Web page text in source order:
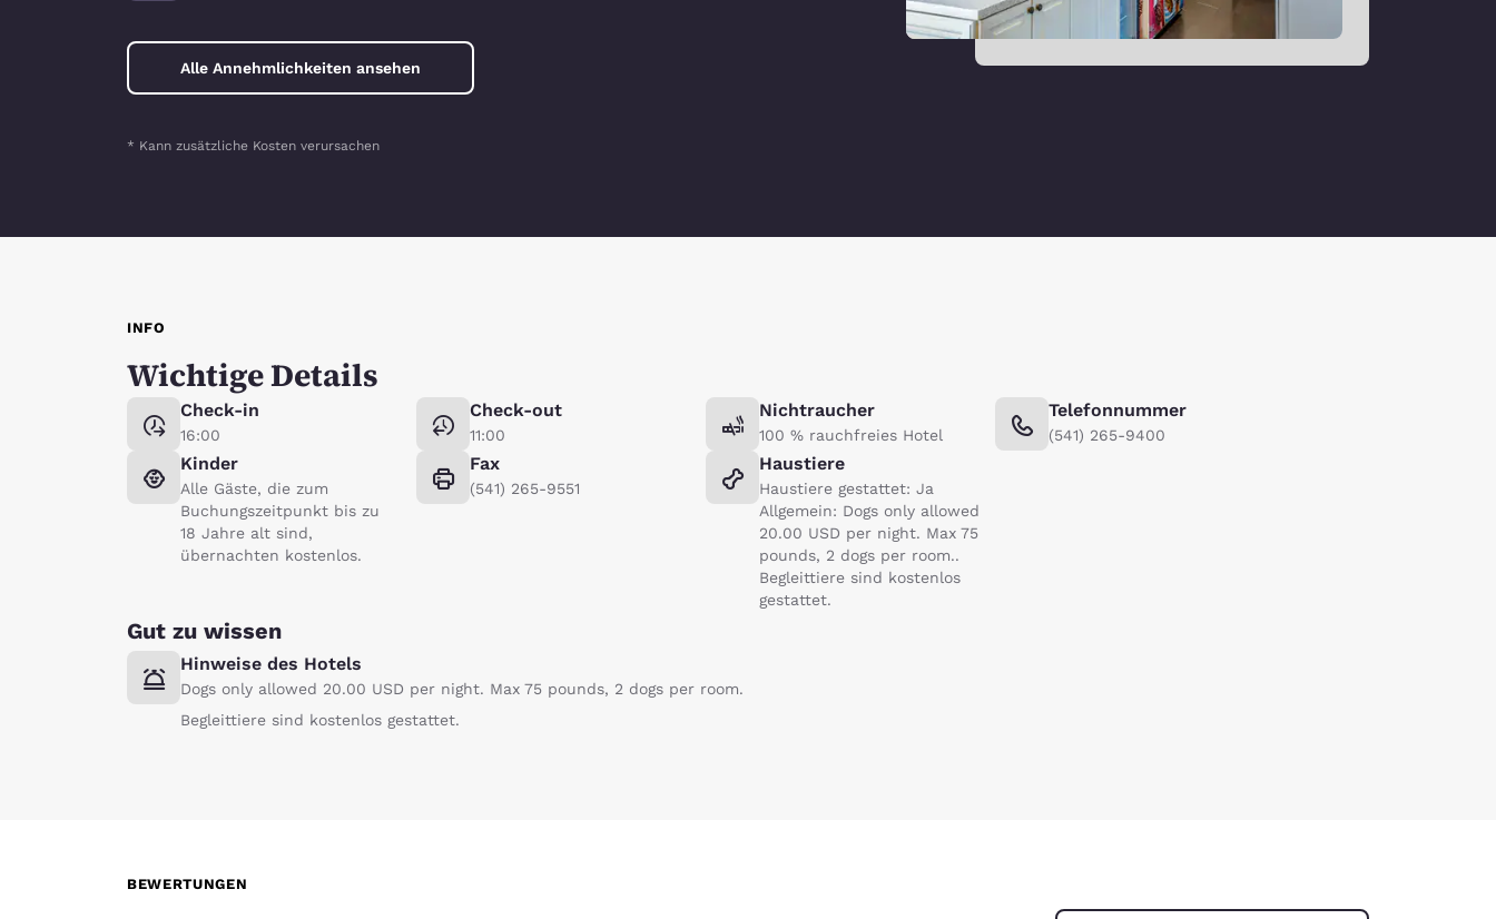
Alle Annehmlichkeiten ansehen
* Kann zusätzliche Kosten verursachen
INFO
Wichtige Details
Check-in
16:00
Check-out
11:00
Nichtraucher
100 % rauchfreies Hotel
Telefonnummer
(541) 265-9400
Kinder
Alle Gäste, die zum
Buchungszeitpunkt bis zu
18 Jahre alt sind,
übernachten kostenlos.
Fax
(541) 265-9551
Haustiere
Haustiere gestattet: Ja
Allgemein: Dogs only allowed
20.00 USD per night. Max 75
pounds, 2 dogs per room..
Begleittiere sind kostenlos
gestattet.
Gut zu wissen
Hinweise des Hotels
Dogs only allowed 20.00 USD per night. Max 75 pounds, 2 dogs per room.
Begleittiere sind kostenlos gestattet.
BEWERTUNGEN